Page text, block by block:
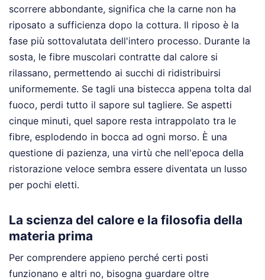
scorrere abbondante, significa che la carne non ha
riposato a sufficienza dopo la cottura. Il riposo è la
fase più sottovalutata dell'intero processo. Durante la
sosta, le fibre muscolari contratte dal calore si
rilassano, permettendo ai succhi di ridistribuirsi
uniformemente. Se tagli una bistecca appena tolta dal
fuoco, perdi tutto il sapore sul tagliere. Se aspetti
cinque minuti, quel sapore resta intrappolato tra le
fibre, esplodendo in bocca ad ogni morso. È una
questione di pazienza, una virtù che nell'epoca della
ristorazione veloce sembra essere diventata un lusso
per pochi eletti.
La scienza del calore e la filosofia della
materia prima
Per comprendere appieno perché certi posti
funzionano e altri no, bisogna guardare oltre